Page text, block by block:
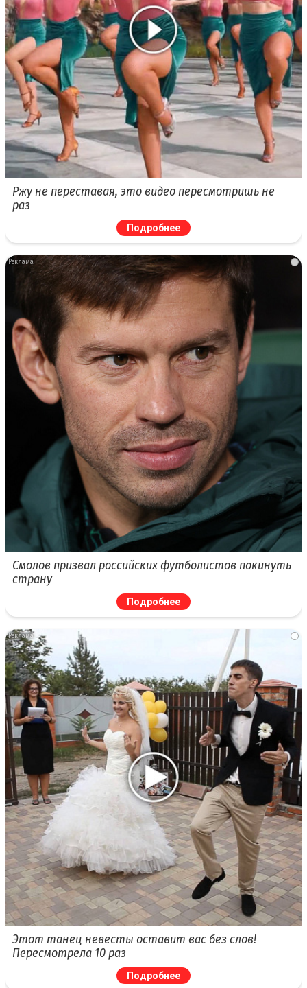
Ржу не переставая, это видео пересмотришь не
раз
Подробнее
i
Смолов призвал российских футболистов покинуть
страну
Подробнее
i
Этот танец невесты оставит вас без слов!
Пересмотрела 10 раз
Подробнее